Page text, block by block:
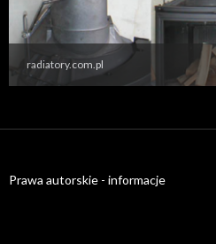
radiatory.com.pl
Prawa autorskie - informacje